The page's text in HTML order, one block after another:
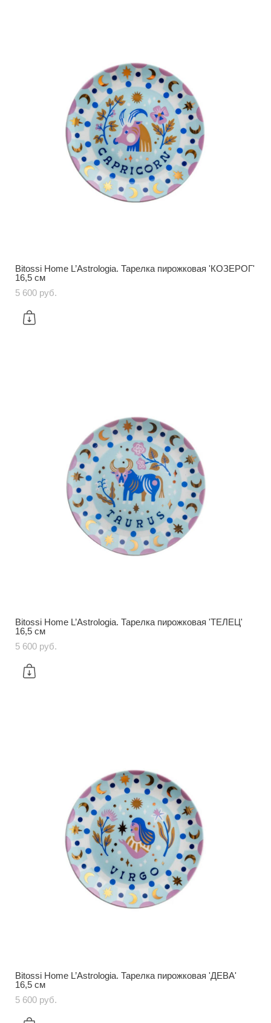
Bitossi Home L’Astrologia. Тарелка пирожковая 'КОЗЕРОГ'
16,5 см
5 600 pуб.
Bitossi Home L’Astrologia. Тарелка пирожковая 'ТЕЛЕЦ'
16,5 см
5 600 pуб.
Bitossi Home L’Astrologia. Тарелка пирожковая 'ДЕВА'
16,5 см
5 600 pуб.